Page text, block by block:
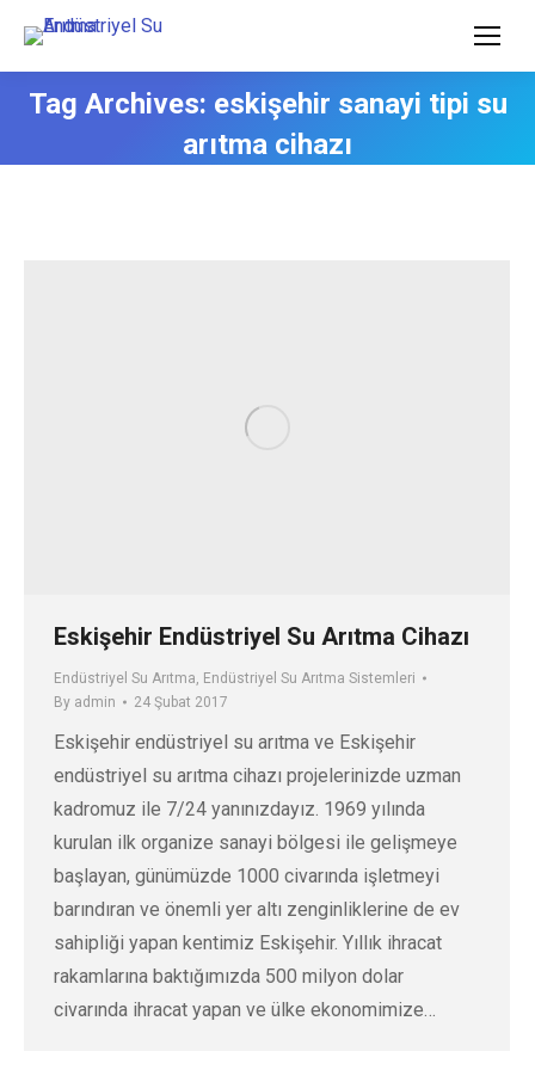
Tag Archives: eskişehir sanayi tipi su
arıtma cihazı
Eskişehir Endüstriyel Su Arıtma Cihazı
Endüstriyel Su Arıtma Endüstriyel Su Arıtma Sistemleri
By admin 24 Şubat 2017
Eskişehir endüstriyel su arıtma ve Eskişehir
endüstriyel su arıtma cihazı projelerinizde uzman
kadromuz ile 7/24 yanınızdayız. 1969 yılında
kurulan ilk organize sanayi bölgesi ile gelişmeye
başlayan, günümüzde 1000 civarında işletmeyi
barındıran ve önemli yer altı zenginliklerine de ev
sahipliği yapan kentimiz Eskişehir. Yıllık ihracat
rakamlarına baktığımızda 500 milyon dolar
civarında ihracat yapan ve ülke ekonomimize…